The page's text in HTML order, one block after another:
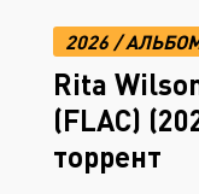
2026 /
Rita
(FLAC)
торрент